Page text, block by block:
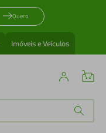
Quero
Imóveis e Veículos